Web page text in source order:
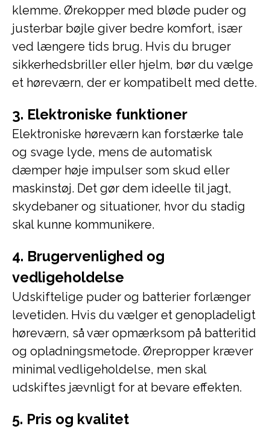
klemme. Ørekopper med bløde puder og
justerbar bøjle giver bedre komfort, især
ved længere tids brug. Hvis du bruger
sikkerhedsbriller eller hjelm, bør du vælge
et høreværn, der er kompatibelt med dette.
3. Elektroniske funktioner
Elektroniske høreværn kan forstærke tale
og svage lyde, mens de automatisk
dæmper høje impulser som skud eller
maskinstøj. Det gør dem ideelle til jagt,
skydebaner og situationer, hvor du stadig
skal kunne kommunikere.
4. Brugervenlighed og
vedligeholdelse
Udskiftelige puder og batterier forlænger
levetiden. Hvis du vælger et genopladeligt
høreværn, så vær opmærksom på batteritid
og opladningsmetode. Ørepropper kræver
minimal vedligeholdelse, men skal
udskiftes jævnligt for at bevare effekten.
5. Pris og kvalitet